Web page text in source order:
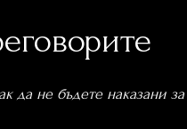
да не бъдете наказани за